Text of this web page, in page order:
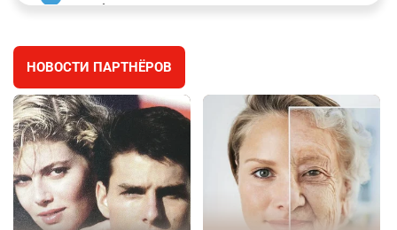
заработал уголовное дело
🐏 Скота больше, а мясо дороже. Почему в
Казахстане продолжают расти цены на
баранину и конину
2739
5
⚠️ Доброе утро, друзья! Предлагаем обзор
главных новостей за 4 августа
2826 0 1
НОВОСТИ ПАРТНЁРОВ